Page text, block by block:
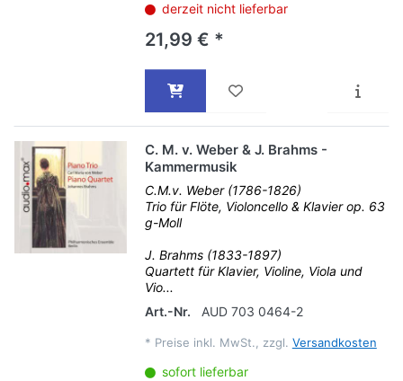
derzeit nicht lieferbar
21,99 € *
C. M. v. Weber & J. Brahms -
Kammermusik
C.M.v. Weber (1786-1826)
Trio für Flöte, Violoncello & Klavier op. 63
g-Moll
J. Brahms (1833-1897)
Quartett für Klavier, Violine, Viola und
Vio...
Art.-Nr.
AUD 703 0464-2
* Preise inkl. MwSt., zzgl. Versandkosten
sofort lieferbar